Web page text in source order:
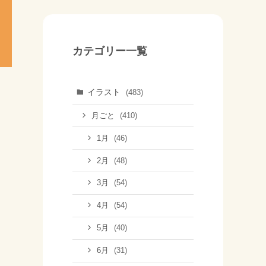
カテゴリー一覧
イラスト (483)
月ごと (410)
1月 (46)
2月 (48)
3月 (54)
4月 (54)
5月 (40)
6月 (31)